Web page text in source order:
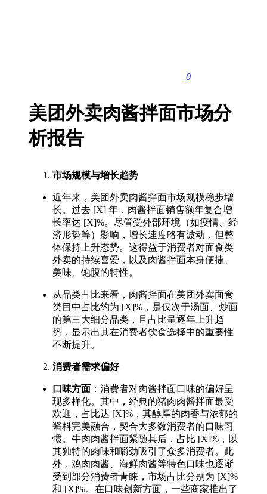
0
美团外卖肉酱拌面市场分
析报告
市场规模与增长趋势
近年来，美团外卖肉酱拌面市场规模稳步增
长。过去 [X] 年，肉酱拌面销售额年复合增
长率达 [X]%。尽管受外部环境（如疫情、经
济形势等）影响，增长速度略有波动，但整
体保持上升态势。这得益于消费者对面食类
外卖的持续喜爱，以及肉酱拌面本身便捷、
美味、饱腹的特性。​
从品类占比来看，肉酱拌面在美团外卖面食
类目中占比约为 [X]%，是仅次于汤面、炒面
的第三大细分品类，且占比呈逐年上升趋
势，显示出其在消费者饮食选择中的重要性
不断提升。​
消费者需求偏好
口味方面 ：消费者对肉酱拌面口味的偏好呈
现多样化。其中，经典的猪肉肉酱拌面最受
欢迎，占比达 [X]%，其醇厚的肉香与浓郁的
酱料完美融合，契合大多数消费者的口味习
惯。牛肉肉酱拌面紧随其后，占比 [X]%，以
其独特的肉味和嚼劲吸引了众多消费者。此
外，鸡肉肉酱、海鲜肉酱等特色口味也逐渐
受到部分消费者青睐，市场占比分别为 [X]%
和 [X]%。在口味创新方面，一些商家推出了